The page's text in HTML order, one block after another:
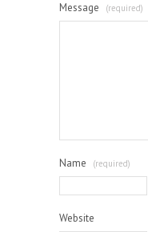
Message (required)
Name (required)
Website